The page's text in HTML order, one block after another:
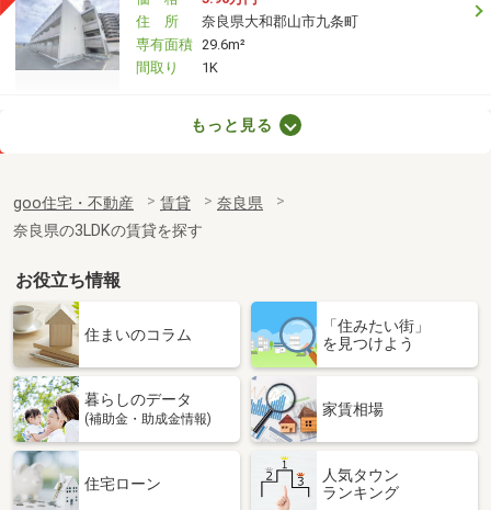
住 所
奈良県大和郡山市九条町
専有面積 29.6m²
間取り
1K
専有面積
64.98m²
間取り
奈良県奈良市法蓮町
価 格
6.40万円
奈良県奈良市法蓮町
専有面積 19.87m²
間取り
奈良県奈良市法蓮町
もっと見る
goo住宅・不動産 賃貸
奈良県
奈良県の3LDKの賃貸を探す
お役立ち情報
住まいのコラム
「住みたい街」
を見つけよう
暮らしのデータ
(補助金・助成金情報)
家賃相場
住宅ローン
人気タウン
ランキング